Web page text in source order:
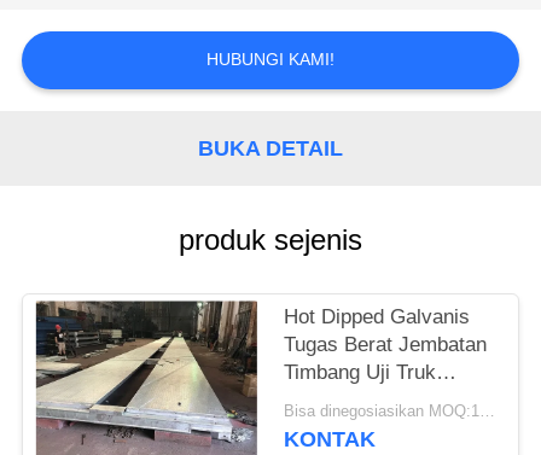
SITEMAP
HUBUNGI KAMI!
BUKA DETAIL
produk sejenis
Hot Dipped Galvanis
Tugas Berat Jembatan
Timbang Uji Truk
Modular Bergerak
Bisa dinegosiasikan MOQ:1 Set
KONTAK